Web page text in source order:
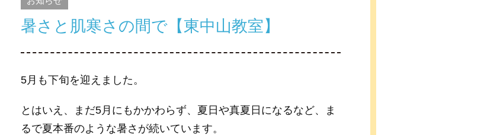
暑さと肌寒さの間で【東中山教室】
5月も下旬を迎えました。
とはいえ、まだ5月にもかかわらず、夏日や真夏日になるなど、ま
るで夏本番のような暑さが続いています。